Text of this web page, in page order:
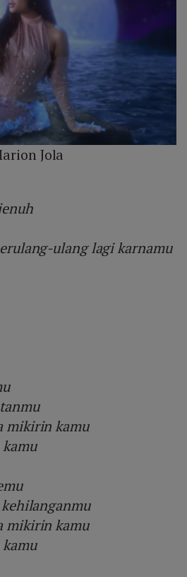
Jola
ulang lagi karnamu
mikirin kamu
kamu
mikirin kamu
kamu